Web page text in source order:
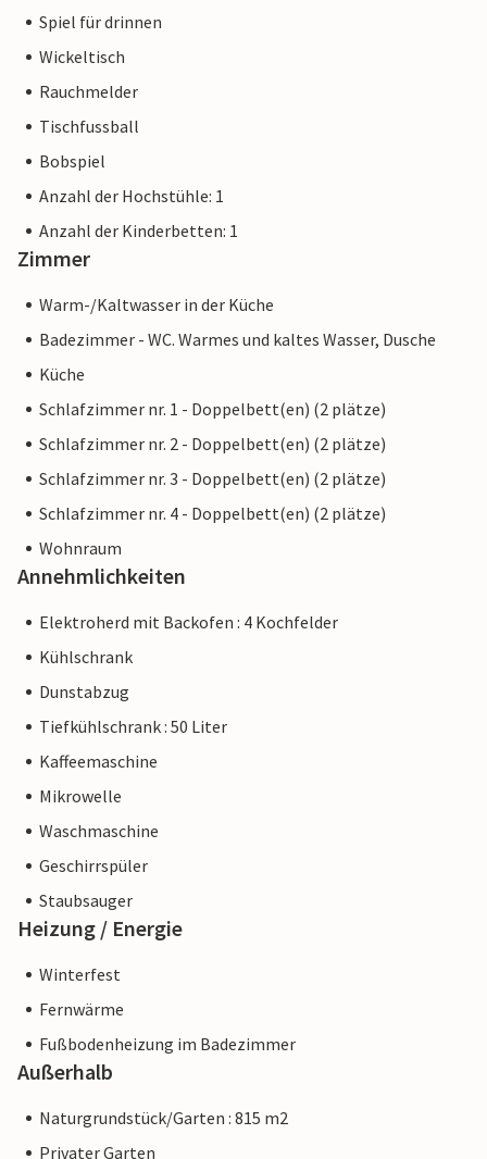
Spiel für drinnen
Wickeltisch
Rauchmelder
Tischfussball
Bobspiel
Anzahl der Hochstühle: 1
Anzahl der Kinderbetten: 1
Zimmer
Warm-/Kaltwasser in der Küche
Badezimmer - WC. Warmes und kaltes Wasser, Dusche
Küche
Schlafzimmer nr. 1 - Doppelbett(en) (2 plätze)
Schlafzimmer nr. 2 - Doppelbett(en) (2 plätze)
Schlafzimmer nr. 3 - Doppelbett(en) (2 plätze)
Schlafzimmer nr. 4 - Doppelbett(en) (2 plätze)
Wohnraum
Annehmlichkeiten
Elektroherd mit Backofen : 4 Kochfelder
Kühlschrank
Dunstabzug
Tiefkühlschrank : 50 Liter
Kaffeemaschine
Mikrowelle
Waschmaschine
Geschirrspüler
Staubsauger
Heizung / Energie
Winterfest
Fernwärme
Fußbodenheizung im Badezimmer
Außerhalb
Naturgrundstück/Garten : 815 m2
Privater Garten